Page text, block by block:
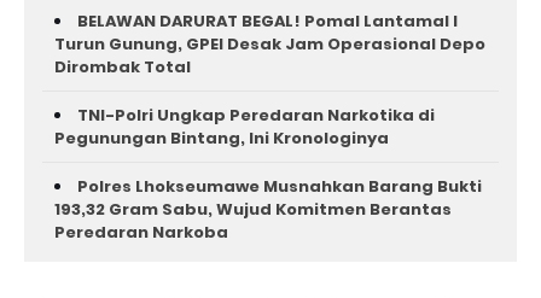
BELAWAN DARURAT BEGAL! Pomal Lantamal I
Turun Gunung, GPEI Desak Jam Operasional Depo
Dirombak Total
TNI-Polri Ungkap Peredaran Narkotika di
Pegunungan Bintang, Ini Kronologinya
Polres Lhokseumawe Musnahkan Barang Bukti
193,32 Gram Sabu, Wujud Komitmen Berantas
Peredaran Narkoba